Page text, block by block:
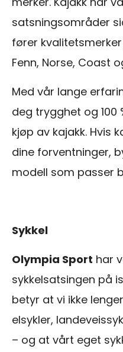
satsningsområder
fører
Fenn, Norse, Coast
Med vår lange
deg trygghet og
kjøp av kajakk. Hvis
dine forventninger,
modell som passer
Sykkel
Olympia Sport har
sykkelsatsingen på
betyr at vi ikke
elsykler,
– og at vårt eget